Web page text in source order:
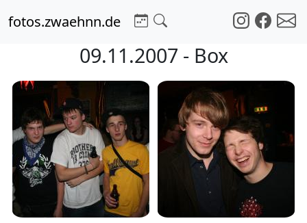
fotos.zwaehnn.de
09.11.2007 - Box